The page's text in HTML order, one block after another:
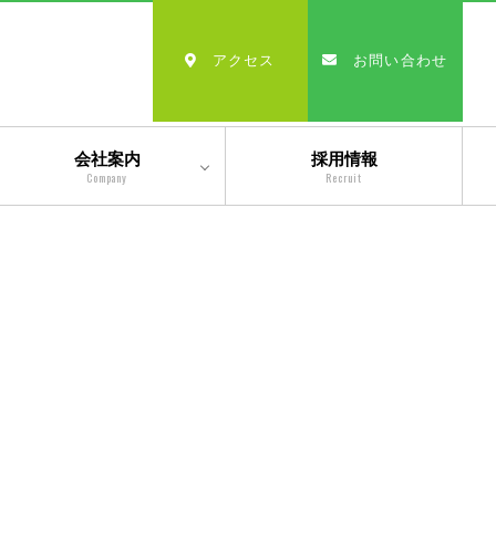
会社案内
Company
採用情報
Recruit
アクセス お問い合わせ